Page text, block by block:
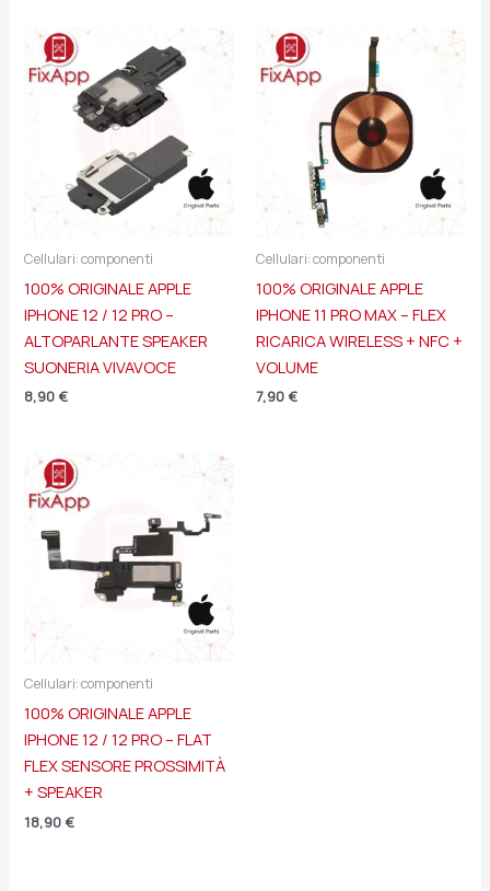
Cellulari: componenti
100% ORIGINALE APPLE
IPHONE 12 / 12 PRO –
ALTOPARLANTE SPEAKER
SUONERIA VIVAVOCE
8,90 €
Cellulari: componenti
100% ORIGINALE APPLE
IPHONE 11 PRO MAX – FLEX
RICARICA WIRELESS + NFC +
VOLUME
7,90 €
Cellulari: componenti
100% ORIGINALE APPLE
IPHONE 12 / 12 PRO – FLAT
FLEX SENSORE PROSSIMITÀ
+ SPEAKER
18,90 €